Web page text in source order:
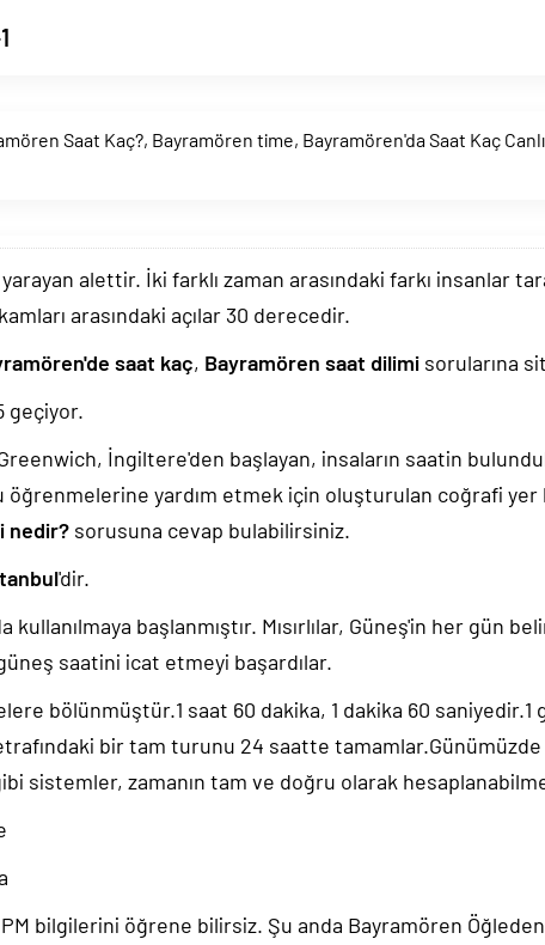
Saat Kaç?, Bayramören time, Bayramören'da Saat Kaç Canlı
alettir. İki farklı zaman arasındaki farkı insanlar
arasındaki açılar 30 derecedir.
saat kaç, Bayramören saat dilimi sorularına
geçiyor.
İngiltere'den başlayan, insaların saatin
öğrenmelerine yardım etmek için oluşturulan coğrafi
nedir? sorusuna cevap bulabilirsiniz.
'dir.
kullanılmaya başlanmıştır. Mısırlılar, Güneş'in her gün
saatini icat etmeyi başardılar.
bölünmüştür.1 saat 60 dakika, 1 dakika 60 saniyedir.1
bir tam turunu 24 saatte tamamlar.Günümüzde
sistemler, zamanın tam ve doğru olarak
bilgilerini öğrene bilirsiz. Şu anda Bayramören